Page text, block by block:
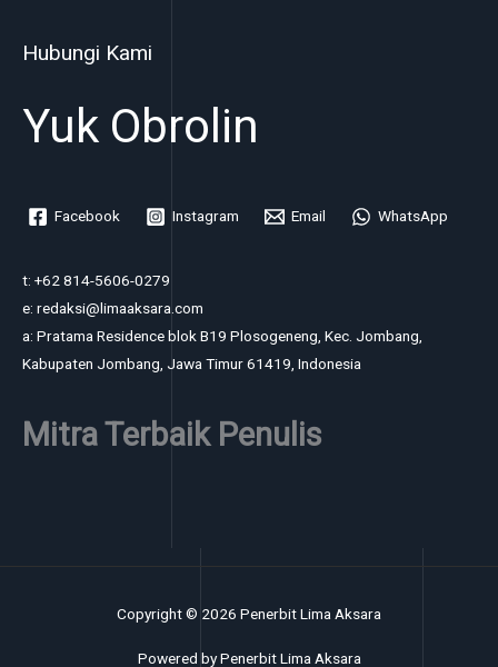
Hubungi Kami
Yuk Obrolin
Facebook Instagram Email WhatsApp
t: +62 814-5606-0279
e: redaksi@limaaksara.com
a: Pratama Residence blok B19 Plosogeneng, Kec. Jombang,
Kabupaten Jombang, Jawa Timur 61419, Indonesia
Mitra Terbaik Penulis
Copyright © 2026 Penerbit Lima Aksara
Powered by Penerbit Lima Aksara